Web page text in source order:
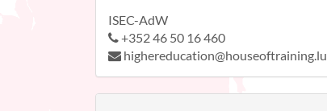
ISEC-AdW
+352 46 50 16 460
highereducation@houseoftraining.lu